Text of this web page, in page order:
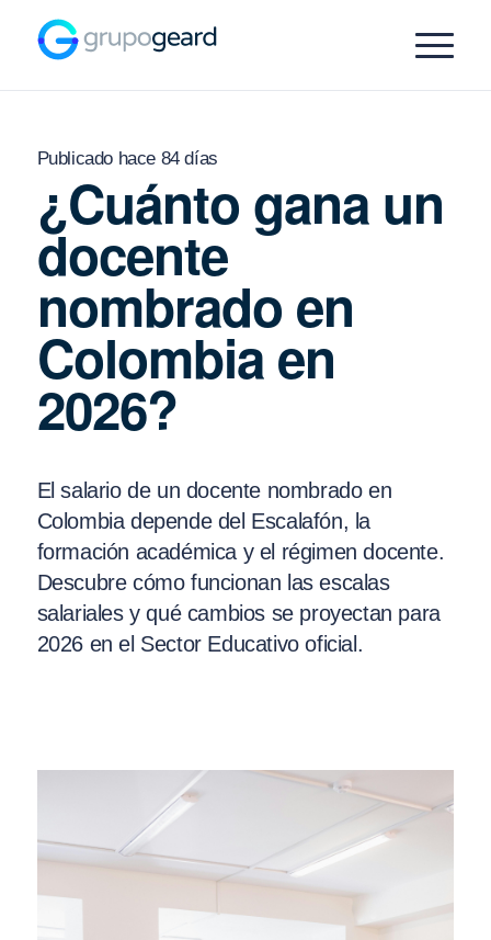
Publicado hace 84 días
¿Cuánto gana un
docente
nombrado en
Colombia en
2026?
El salario de un docente nombrado en
Colombia depende del Escalafón, la
formación académica y el régimen docente.
Descubre cómo funcionan las escalas
salariales y qué cambios se proyectan para
2026 en el Sector Educativo oficial.